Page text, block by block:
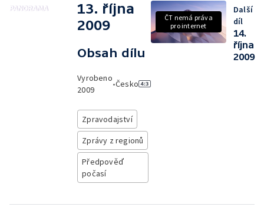
13. října
2009
Obsah dílu
Vyrobeno
2009
•Česko
Zpravodajství
Zprávy z regionů
Předpověď
počasí
ČT nemá práva
pro internet
Další
díl
14.
října
2009